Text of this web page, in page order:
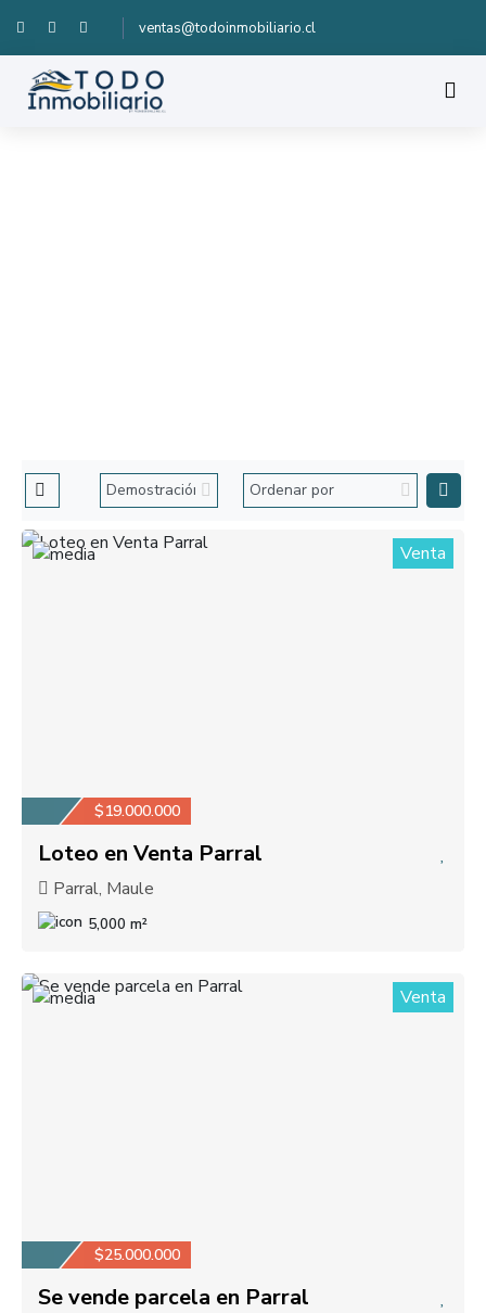
ventas@todoinmobiliario.cl
1 Venta
$19.000.000
Loteo en Venta Parral
Parral, Maule
5,000 m²
1 Venta
$25.000.000
Se vende parcela en Parral